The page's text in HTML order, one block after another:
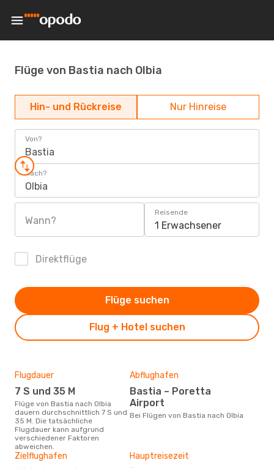
Flüge von Bastia nach Olbia
Hin- und Rückreise Nur Hinreise
Von?
Bastia
Nach?
Olbia
Wann?
Reisende
1 Erwachsener
Direktflüge
Flug + Hotel suchen
Flüge suchen
Flugdauer
7 S und 35 M
Flüge von Bastia nach Olbia
dauern durchschnittlich 7 S und
35 M. Die tatsächliche
Flugdauer kann aufgrund
verschiedener Faktoren
abweichen.
Abflughafen
Bastia – Poretta
Airport
Bei Flügen von Bastia nach Olbia
Zielflughafen Hauptreisezeit